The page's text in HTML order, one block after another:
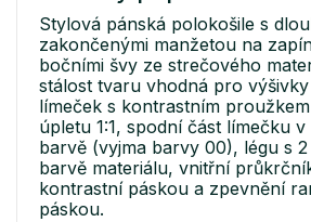
Stylová pánská polokošile s
zakončenými manžetou na
bočními švy ze strečového
stálost tvaru vhodná pro
límeček s kontrastním
úpletu 1:1, spodní část límečku
barvě (vyjma barvy 00), légu s
barvě materiálu, vnitřní
kontrastní páskou a zpevnění
páskou.